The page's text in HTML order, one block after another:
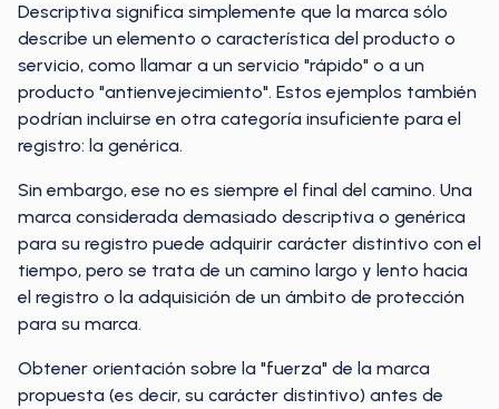
Descriptiva significa simplemente que la marca sólo
describe un elemento o característica del producto o
servicio, como llamar a un servicio "rápido" o a un
producto "antienvejecimiento". Estos ejemplos también
podrían incluirse en otra categoría insuficiente para el
registro: la genérica.
Sin embargo, ese no es siempre el final del camino. Una
marca considerada demasiado descriptiva o genérica
para su registro puede adquirir carácter distintivo con el
tiempo, pero se trata de un camino largo y lento hacia
el registro o la adquisición de un ámbito de protección
para su marca.
Obtener orientación sobre la "fuerza" de la marca
propuesta (es decir, su carácter distintivo) antes de